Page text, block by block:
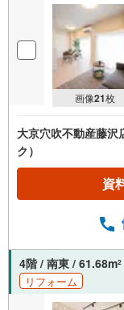
画像21枚
大京穴吹不動産藤沢
ク）
資
4階 / 南東 / 61.68m2
リフォーム